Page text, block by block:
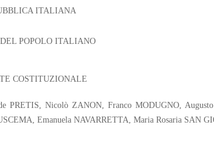
ITALIANA
POPOLO ITALIANO
COSTITUZIONALE
Nicolò ZANON, Franco MODUGNO,
Emanuela NAVARRETTA, Maria Rosaria SAN